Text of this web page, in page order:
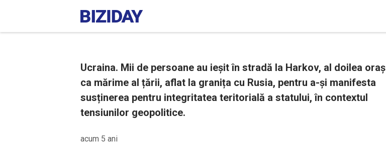
Ucraina. Mii de persoane au ieșit în stradă la Harkov, al doilea oraș
ca mărime al țării, aflat la granița cu Rusia, pentru a-și manifesta
susținerea pentru integritatea teritorială a statului, în contextul
tensiunilor geopolitice.
acum 5 ani